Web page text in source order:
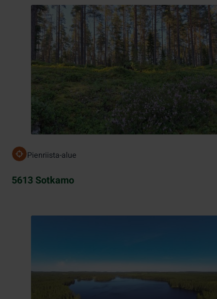
Pienriista-alue
5613 Sotkamo